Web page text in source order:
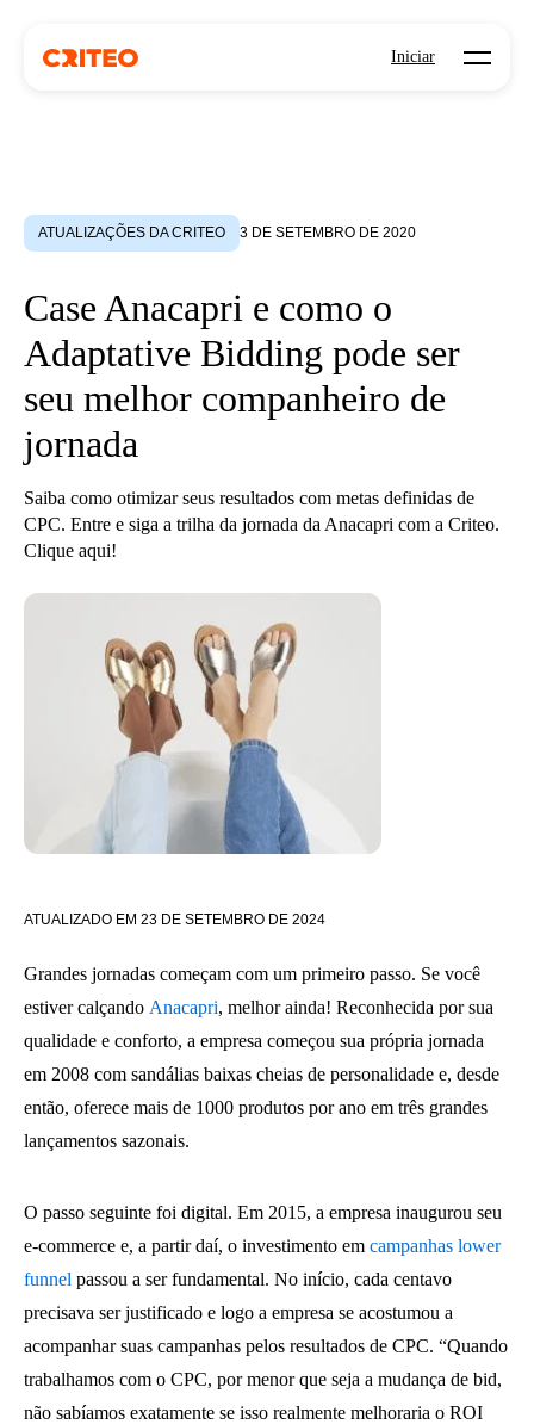
Iniciar Open
ATUALIZAÇÕES DA CRITEO 3 DE SETEMBRO DE 2020
Case Anacapri e como o
Adaptative Bidding pode ser
seu melhor companheiro de
jornada
Saiba como otimizar seus resultados com metas definidas de
CPC. Entre e siga a trilha da jornada da Anacapri com a Criteo.
Clique aqui!
ATUALIZADO EM 23 DE SETEMBRO DE 2024
Grandes jornadas começam com um primeiro passo. Se você
estiver calçando Anacapri, melhor ainda! Reconhecida por sua
qualidade e conforto, a empresa começou sua própria jornada
em 2008 com sandálias baixas cheias de personalidade e, desde
então, oferece mais de 1000 produtos por ano em três grandes
lançamentos sazonais.
O passo seguinte foi digital. Em 2015, a empresa inaugurou seu
e-commerce e, a partir daí, o investimento em campanhas lower
funnel passou a ser fundamental. No início, cada centavo
precisava ser justificado e logo a empresa se acostumou a
acompanhar suas campanhas pelos resultados de CPC. “Quando
trabalhamos com o CPC, por menor que seja a mudança de bid,
não sabíamos exatamente se isso realmente melhoraria o ROI